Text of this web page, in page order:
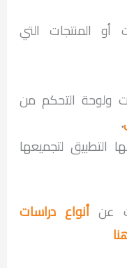
أو المنتجات التي
ولوحة التحكم من
.
التطبيق لتجميعها
عن أنواع دراسات